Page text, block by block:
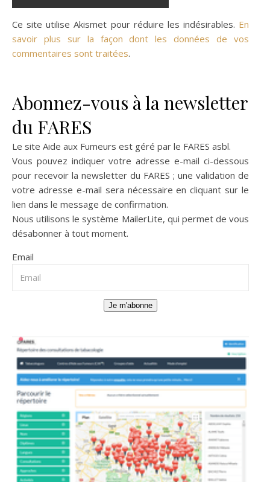
Ce site utilise Akismet pour réduire les indésirables. En
savoir plus sur la façon dont les données de vos
commentaires sont traitées.
Abonnez-vous à la newsletter
du FARES
Le site Aide aux Fumeurs est géré par le FARES asbl.
Vous pouvez indiquer votre adresse e-mail ci-dessous
pour recevoir la newsletter du FARES ; une validation de
votre adresse e-mail sera nécessaire en cliquant sur le
lien dans le message de confirmation.
Nous utilisons le système MailerLite, qui permet de vous
désabonner à tout moment.
Email
Je m'abonne